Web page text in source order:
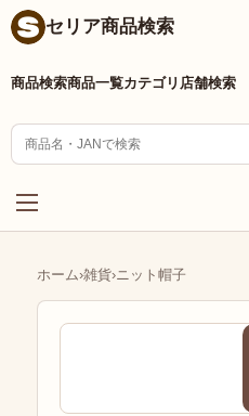
セリア商品検索
商品検索商品一覧カテゴリ 店舗検索
ホーム›雑貨›ニット帽子